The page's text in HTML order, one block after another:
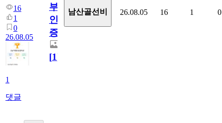
16
1
0
26.08.05
1
댓글
부
인
증
[1]
남산골선비 26.08.05 16 1 0